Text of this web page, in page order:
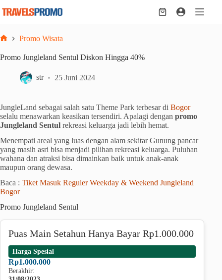
Shopping
Promo Wisata
Promo Jungleland Sentul Diskon Hingga 40%
str 25 Juni 2024
JungleLand sebagai salah satu Theme Park terbesar di Bogor
selalu menawarkan keasikan tersendiri. Apalagi dengan promo
Jungleland Sentul rekreasi keluarga jadi lebih hemat.
Menempati areal yang luas dengan alam sekitar Gunung pancar
yang masih asri bisa menjadi pilihan rekreasi keluarga. Puluhan
wahana dan atraksi bisa dimainkan baik untuk anak-anak
maupun orang dewasa.
Baca : Tiket Masuk Reguler Weekday & Weekend Jungleland
Bogor
Promo Jungleland Sentul
Puas Main Setahun Hanya Bayar Rp1.000.000
Harga Spesial
Rp1.000.000
Berakhir: